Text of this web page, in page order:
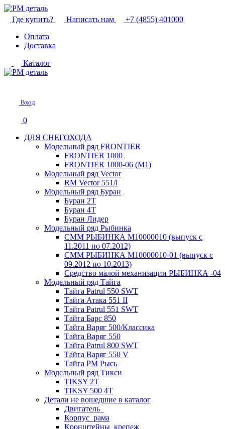
Где купить? Написать нам
+7 (4855) 401000
Оплата
Доставка
Каталог
Вход
0
ДЛЯ СНЕГОХОДА
Модельный ряд FRONTIER
FRONTIER 1000
FRONTIER 1000-06 (М1)
Модельный ряд Vector
RM Vector 551/i
Модельный ряд Буран
Буран 2Т
Буран 4Т
Буран Лидер
Модельный ряд Рыбинка
СММ РЫБИНКА M10000010 (выпуск с
11.2011 по 07.2012)
СММ РЫБИНКА M10000010-01 (выпуск с
09.2012 по 10.2013)
Средство малой механизации РЫБИНКА -04
Модельный ряд Тайга
Тайга Patrul 550 SWT
Тайга Атака 551 II
Тайга Patrul 551 SWT
Тайга Барс 850
Тайга Варяг 500/Классика
Тайга Варяг 550
Тайга Patrul 800 SWT
Тайга Варяг 550 V
Тайга РМ Рысь
Модельный ряд Тикси
TIKSY 2T
TIKSY 500 4T
Детали не вошедшие в каталог
Двигатель_
Корпус_рама
Кронштейны_крепеж